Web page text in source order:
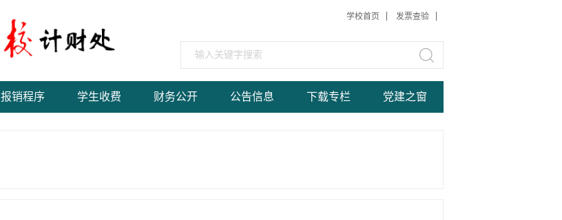
学校首页 发票查验
报销程序 学生收费 财务公开 公告信息 下载专栏 党建之窗